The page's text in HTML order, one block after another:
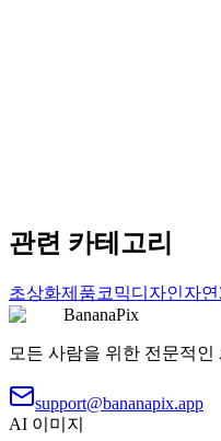
관련 카테고리
초상화제품코믹디자인자연
BananaPix
모든 사람을 위한 전문적
support@bananapix.app
AI 이미지